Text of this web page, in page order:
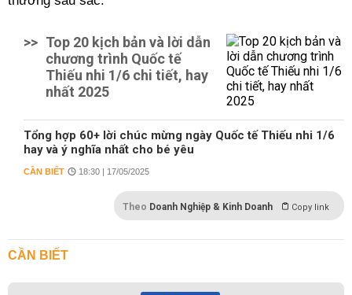
>> Top 20 kịch bản và lời dẫn
chương trình Quốc tế
Thiếu nhi 1/6 chi tiết, hay
nhất 2025
Tổng hợp 60+ lời chúc mừng ngày Quốc tế Thiếu nhi 1/6
hay và ý nghĩa nhất cho bé yêu
CẦN BIẾT 18:30 | 17/05/2025
Theo Doanh Nghiệp & Kinh Doanh Copy link
CẦN BIẾT